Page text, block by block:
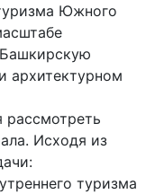
Южного
архитектурном
рассмотреть
Исходя из
туризма